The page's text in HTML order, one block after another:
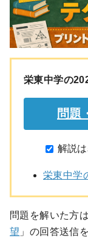
栄東中学の
解説
栄東中学
問題を解いた方
望 」の回答送信